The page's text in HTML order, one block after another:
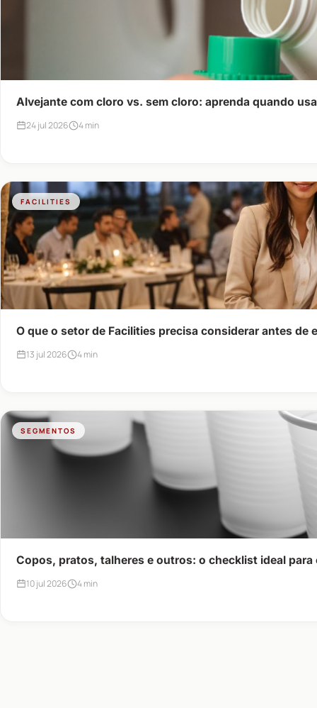
Alvejante com cloro vs. sem cloro: aprenda quando
24 jul 2026 4 min
FACILITIES
O que o setor de Facilities precisa considerar antes de
13 jul 2026 4 min
SEGMENTOS
Copos, pratos, talheres e outros: o checklist ideal para
10 jul 2026 4 min